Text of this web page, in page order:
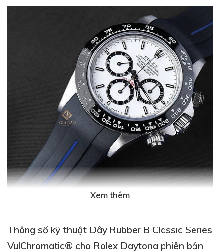
Xem thêm
Thông số kỹ thuật Dây Rubber B Classic Series
VulChromatic® cho Rolex Daytona phiên bản